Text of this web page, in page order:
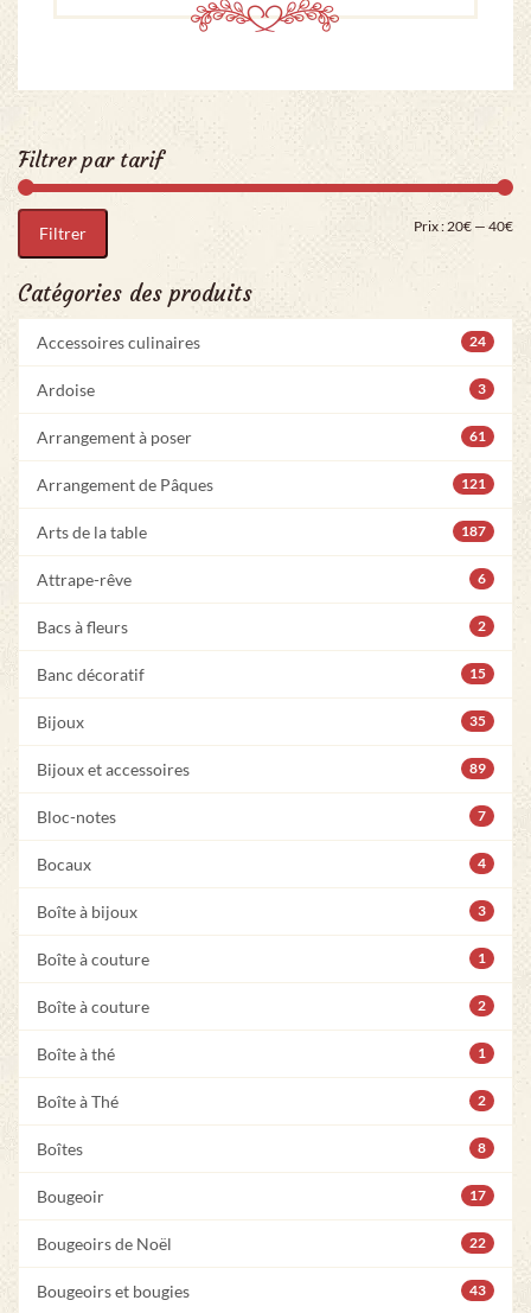
Filtrer par tarif
Filtrer Prix :20€ —40€
Catégories des produits
Accessoires culinaires 24
Ardoise 3
Arrangement à poser 61
Arrangement de Pâques 121
Arts de la table 187
Attrape-rêve 6
Bacs à fleurs 2
Banc décoratif 15
Bijoux 35
Bijoux et accessoires 89
Bloc-notes 7
Bocaux 4
Boîte à bijoux 3
Boîte à couture 1
Boîte à couture 2
Boîte à thé 1
Boîte à Thé 2
Boîtes 8
Bougeoir 17
Bougeoirs de Noël 22
Bougeoirs et bougies 43